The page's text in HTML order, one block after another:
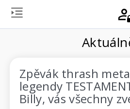
Zpěvák thrash
legendy
Billy, vás všechny